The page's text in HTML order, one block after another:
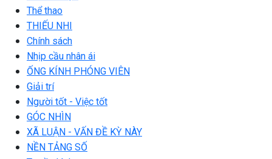
Thể thao
THIẾU NHI
Chính sách
Nhịp cầu nhân ái
ỐNG KÍNH PHÓNG VIÊN
Giải trí
Người tốt - Việc tốt
GÓC NHÌN
XÃ LUẬN - VẤN ĐỀ KỲ NÀY
NỀN TẢNG SỐ